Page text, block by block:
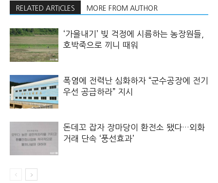
RELATED ARTICLES MORE FROM AUTHOR
‘가을내기’ 빚 걱정에 시름하는 농장원들,
호박죽으로 끼니 때워
폭염에 전력난 심화하자 “군수공장에 전기
우선 공급하라” 지시
돈데꼬 잡자 장마당이 환전소 됐다…외화
거래 단속 ‘풍선효과’